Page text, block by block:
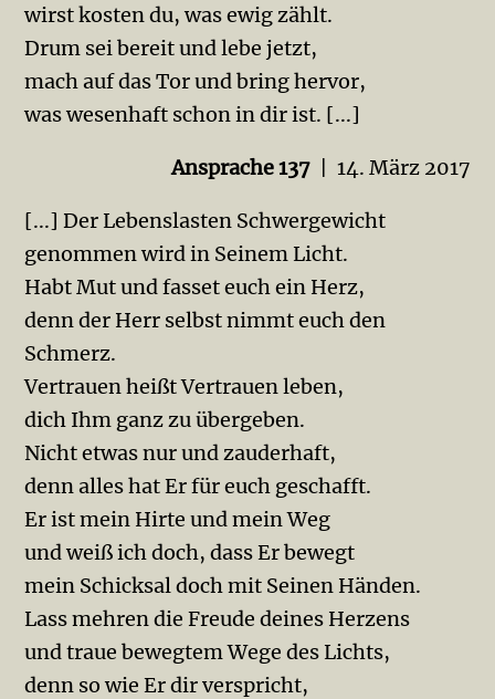
wirst kosten du, was ewig zählt.
Drum sei bereit und lebe jetzt,
mach auf das Tor und bring hervor,
was wesenhaft schon in dir ist. [...]
Ansprache 137 | 14. März 2017
[...] Der Lebenslasten Schwergewicht
genommen wird in Seinem Licht.
Habt Mut und fasset euch ein Herz,
denn der Herr selbst nimmt euch den
Schmerz.
Vertrauen heißt Vertrauen leben,
dich Ihm ganz zu übergeben.
Nicht etwas nur und zauderhaft,
denn alles hat Er für euch geschafft.
Er ist mein Hirte und mein Weg
und weiß ich doch, dass Er bewegt
mein Schicksal doch mit Seinen Händen.
Lass mehren die Freude deines Herzens
und traue bewegtem Wege des Lichts,
denn so wie Er dir verspricht,